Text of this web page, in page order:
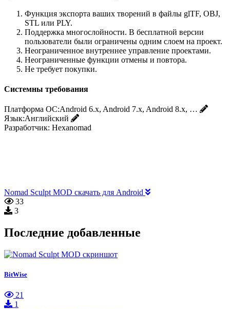
Функция экспорта ваших творений в файлы glTF, OBJ,
STL или PLY.
Поддержка многослойности. В бесплатной версии
пользователи были ограничены одним слоем на проект.
Неограниченное внутреннее управление проектами.
Неограниченные функции отмены и повтора.
Не требует покупки.
Системны требования
Платформа ОС:Android 6.x, Android 7.x, Android 8.x, …
Язык:Английский
Разработчик: Hexanomad
Nomad Sculpt MOD скачать для Android
33
3
Последние добавленные
BitWise
21
1